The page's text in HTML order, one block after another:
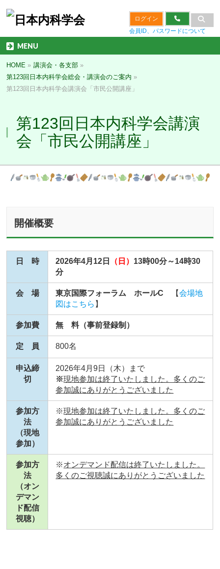
ログイン
会員ID、パスワードについて
MENU
HOME » 講演会・各支部 »
第123回日本内科学会総会・講演会のご案内 »
第123回日本内科学会講演会「市民公開講座」
第123回日本内科学会講演
会「市民公開講座」
開催概要
日 時 2026年4月12日 （日） 13時00分～14時30
分
会 場 東京国際フォーラム ホールC 【会場地
図はこちら 】
参加費 無 料（事前登録制）
定 員 800名
申込締
切
2026年4月9日（木）まで
※現地参加は終了いたしました。多くのご
参加誠にありがとうございました
参加方
法
（現地
参加）
※現地参加は終了いたしました。多くのご
参加誠にありがとうございました
参加方
法
（オン
デマン
ド配信
視聴）
※オンデマンド配信は終了いたしました。
多くのご視聴誠にありがとうございました